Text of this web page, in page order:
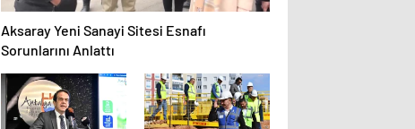
Aksaray Yeni Sanayi Sitesi Esnafı
Sorunlarını Anlattı